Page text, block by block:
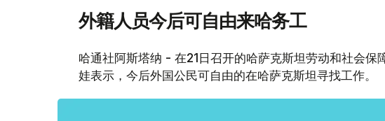
外籍人员今后可自由来哈务工
哈通社阿斯塔纳 - 在21日召开的哈萨克斯坦劳动和社会保
娃表示，今后外国公民可自由的在哈萨克斯坦寻找工作。